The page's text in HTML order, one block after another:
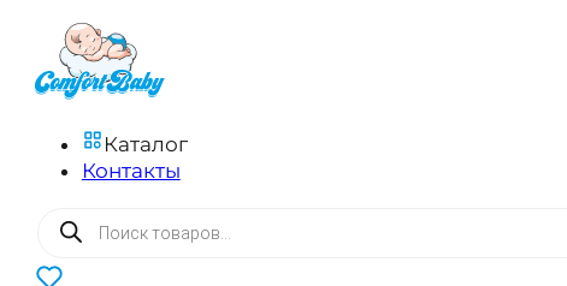
Каталог
Контакты
Поиск
товаров
0